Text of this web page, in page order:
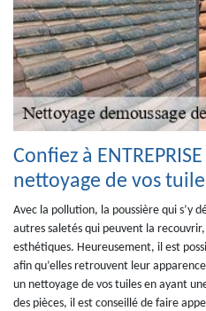
Confiez à
nettoyage de vos
Avec la pollution, la poussière qui s’y
autres saletés qui peuvent la
esthétiques. Heureusement, il est
afin qu’elles retrouvent leur
un nettoyage de vos tuiles en ayant
des pièces, il est conseillé de faire